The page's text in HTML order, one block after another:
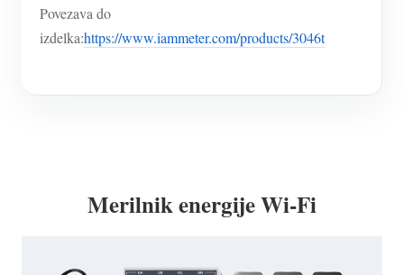
Povezava do
izdelka:https://www.iammeter.com/products/3046t
Merilnik energije Wi-Fi